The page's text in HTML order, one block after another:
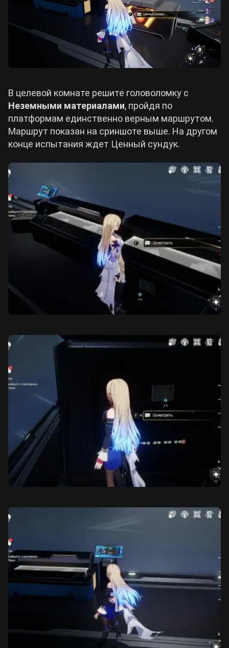
В целевой комнате решите головоломку с
Неземными материалами, пройдя по
платформам единственно верным маршрутом.
Маршрут показан на сриншоте выше. На другом
конце испытания ждет Ценный сундук.